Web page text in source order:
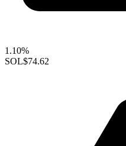
1.10%
SOL$74.62